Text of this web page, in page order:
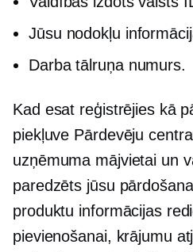
Jūsu nodokļu
Darba tālruņa numurs.
Kad esat reģistrējies kā
piekļuve Pārdevēju
uzņēmuma mājvietai un
paredzēts jūsu
produktu informācijas
pievienošanai, krājumu